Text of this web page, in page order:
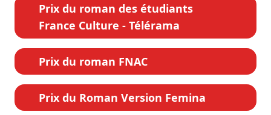
Prix du roman des étudiants
France Culture - Télérama
Prix du roman FNAC
Prix du Roman Version Femina